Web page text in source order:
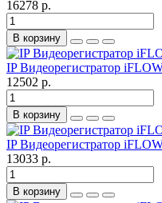
16278 р.
В корзину
IP Видеорегистратор
12502 р.
В корзину
IP Видеорегистратор
13033 р.
В корзину